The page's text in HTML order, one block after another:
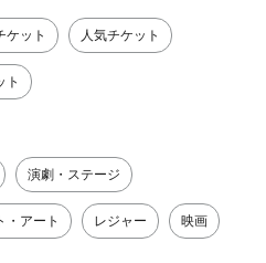
ケット 人気チケット
ト
演劇・ステージ
・アート レジャー 映画